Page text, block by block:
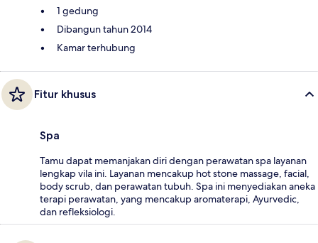
1 gedung
Dibangun tahun 2014
Kamar terhubung
Fitur khusus
Spa
Tamu dapat memanjakan diri dengan perawatan spa layanan
lengkap vila ini. Layanan mencakup hot stone massage, facial,
body scrub, dan perawatan tubuh. Spa ini menyediakan aneka
terapi perawatan, yang mencakup aromaterapi, Ayurvedic,
dan refleksiologi.